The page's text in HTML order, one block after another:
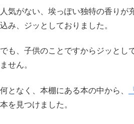
人気がない、埃っぽい独特の香りが
込み、ジッとしておりました。
でも、子供のことですからジッとし
ません。
何となく、本棚にある本の中から、
本を見つけました。